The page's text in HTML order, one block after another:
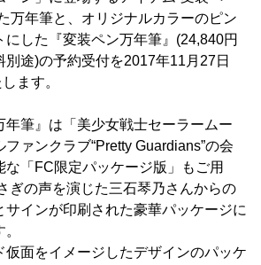
万年筆と、オリジナルカラーのピン
にした『変装ペン万年筆』(24,840円
途)の予約受付を2017年11月27日
ます。
年筆』は「美少女戦士セーラームー
ァンクラブ“Pretty Guardians”の会
な「FC限定パッケージ版」もご用
ぎの声を演じた三石琴乃さんからの
サインが印刷された豪華パッケージに
仮面をイメージしたデザインのパッケ